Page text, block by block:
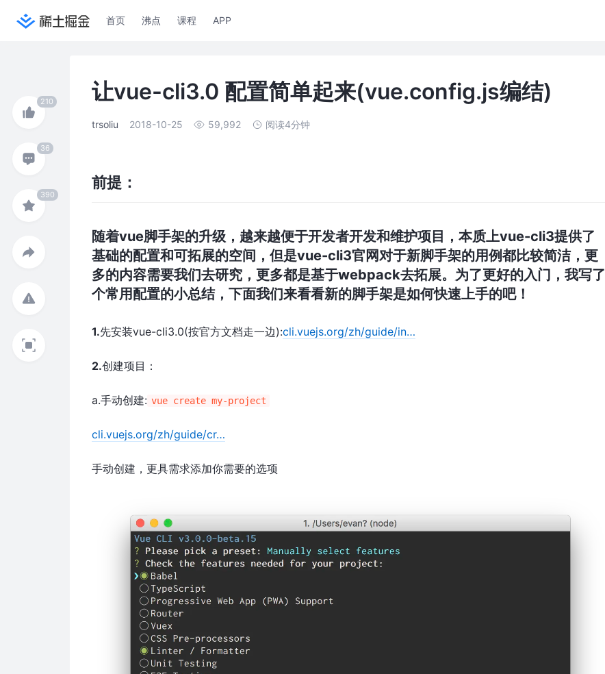
首页 沸点 课程 APP
让vue-cli3.0 配置简单起来(vue.config.js编结)
trsoliu 2018-10-25 59,992 阅读4分钟
前提：
随着vue脚手架的升级，越来越便于开发者开发和维护项目，本质上vue-cli3提供了
基础的配置和可拓展的空间，但是vue-cli3官网对于新脚手架的用例都比较简洁，更
多的内容需要我们去研究，更多都是基于webpack去拓展。为了更好的入门，我写了
个常用配置的小总结，下面我们来看看新的脚手架是如何快速上手的吧！
1.先安装vue-cli3.0(按官方文档走一边):cli.vuejs.org/zh/guide/in…
2.创建项目：
a.手动创建: vue create my-project
cli.vuejs.org/zh/guide/cr…
手动创建，更具需求添加你需要的选项